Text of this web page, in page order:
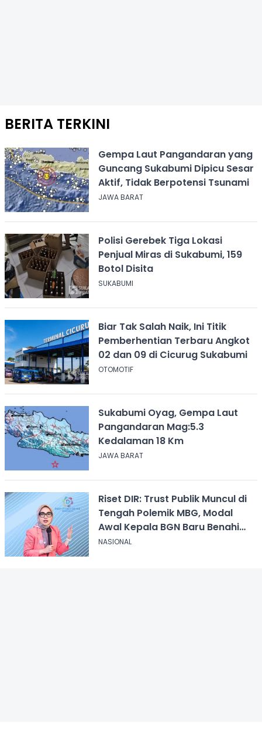
BERITA TERKINI
Gempa Laut Pangandaran yang
Guncang Sukabumi Dipicu Sesar
Aktif, Tidak Berpotensi Tsunami
JAWA BARAT
Polisi Gerebek Tiga Lokasi
Penjual Miras di Sukabumi, 159
Botol Disita
SUKABUMI
Biar Tak Salah Naik, Ini Titik
Pemberhentian Terbaru Angkot
02 dan 09 di Cicurug Sukabumi
OTOMOTIF
Sukabumi Oyag, Gempa Laut
Pangandaran Mag:5.3
Kedalaman 18 Km
JAWA BARAT
Riset DIR: Trust Publik Muncul di
Tengah Polemik MBG, Modal
Awal Kepala BGN Baru Benahi
Program
NASIONAL